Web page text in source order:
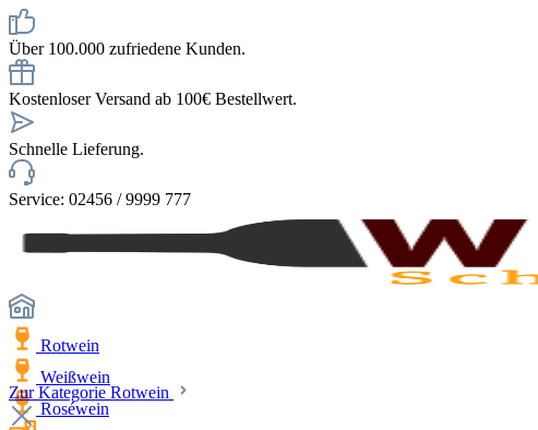
Über 100.000 zufriedene Kunden.
Kostenloser Versand ab 100€ Bestellwert.
Schnelle Lieferung.
Service: 02456 / 9999 777
Rotwein
Weißwein
Roséwein
Zur Kategorie Rotwein